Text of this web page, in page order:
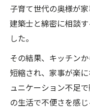
子育て世代の奥様が
建築士と綿密に相談
した。
その結果、キッチン
短縮され、家事が楽
ュニケーション不足
の生活で不便さを感